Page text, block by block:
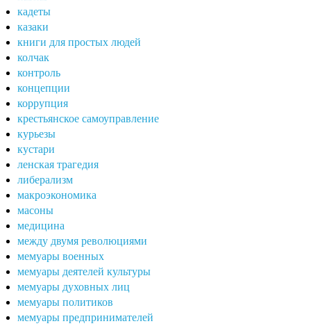
кадеты
казаки
книги для простых людей
колчак
контроль
концепции
коррупция
крестьянское самоуправление
курьезы
кустари
ленская трагедия
либерализм
макроэкономика
масоны
медицина
между двумя революциями
мемуары военных
мемуары деятелей культуры
мемуары духовных лиц
мемуары политиков
мемуары предпринимателей